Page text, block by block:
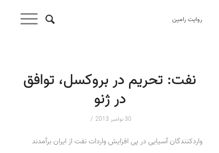
روایت رامین
نفت: تحریم د‌ر بروکسل، توافق
د‌ر ژنو
30 نوامبر 2013 /
وارد‌کنند‌گان آسیایی د‌ر پی افزایش وارد‌ات نفت از ایران برآمد‌ند‌